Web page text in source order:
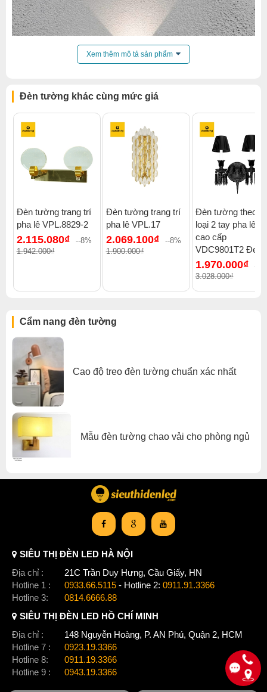
Click để xem thêm chiết khấu, quà tặng và khuyến mãi của
đèn tường.
Xem thêm:Đèn tường hiện đại,Đèn tường cầu thang,
Đèn tường ban công
Đèn tường mặt nhà
Đèn tường 2 đầu
Xem thêm mô tả sản phẩm
Đèn tường khác cùng mức giá
Đèn tường trang trí
pha lê VPL.8829-2
2.115.080₫
--8%
1.942.000₫
Đèn tường trang trí
pha lê VPL.17
2.069.100₫
--8%
1.900.000₫
Đèn tường theo
loại 2 tay pha lê
cao cấp
VDC9801T2 Đen
1.970.000₫
-
3.028.000₫
Cẩm nang đèn tường
Cao độ treo đèn tường chuẩn xác nhất
Mẫu đèn tường chao vải cho phòng ngủ
SIÊU THỊ ĐÈN LED HÀ NỘI
Địa chỉ :
21C Trần Duy Hưng, Cầu Giấy, HN
Hotline 1 :
0933.66.5115 - Hotline 2: 0911.91.3366
Hotline 3:
0814.6666.88
SIÊU THỊ ĐÈN LED HỒ CHÍ MINH
Địa chỉ :
148 Nguyễn Hoàng, P. AN Phú, Quận 2, HCM
Hotline 7 :
0923.19.3366
Hotline 8:
0911.19.3366
Hotline 9 :
0943.19.3366